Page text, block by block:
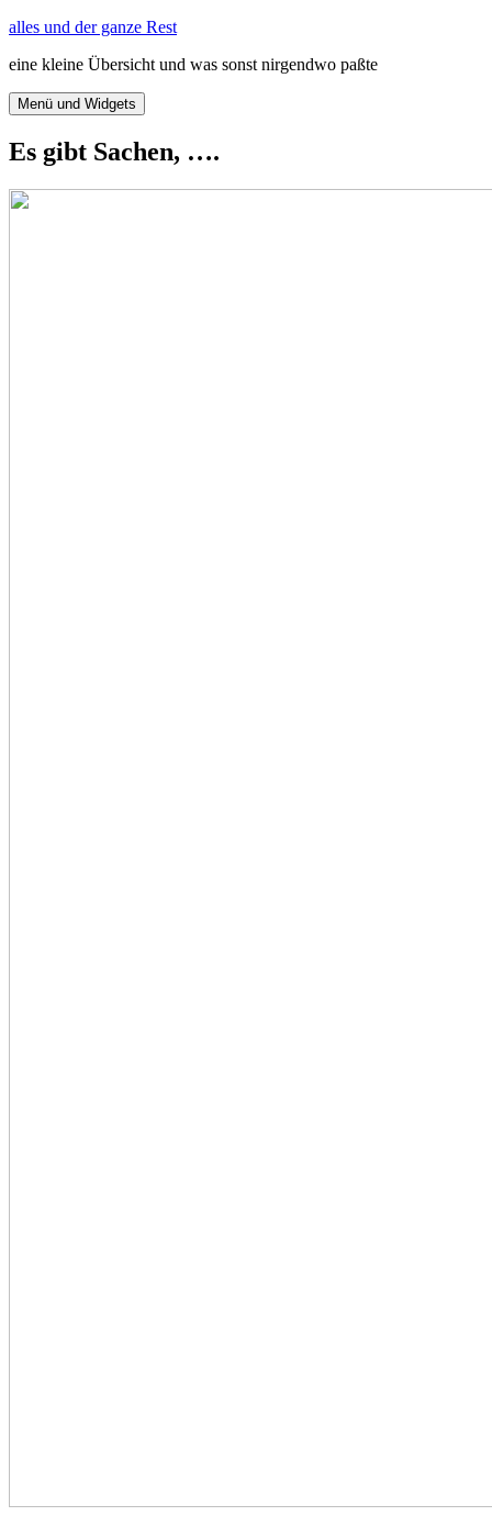
Zum
springen
alles und der ganze Rest
eine kleine Übersicht und was sonst nirgendwo paßte
Menü und Widgets
Es gibt Sachen, ….